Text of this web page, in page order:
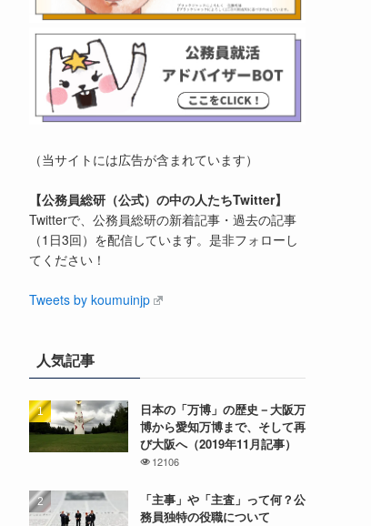
（当サイトには広告が含まれています）
【公務員総研（公式）の中の人たちTwitter】
Twitterで、公務員総研の新着記事・過去の記事
（1日3回）を配信しています。是非フォローし
てください！
Tweets by koumuinjp
人気記事
日本の「万博」の歴史－大阪万
博から愛知万博まで、そして再
び大阪へ（2019年11月記事）
12106
「主事」や「主査」って何？公
務員独特の役職について